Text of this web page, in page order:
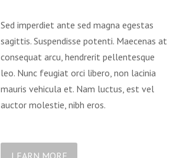
Sed imperdiet ante sed magna egestas
sagittis. Suspendisse potenti. Maecenas at
consequat arcu, hendrerit pellentesque
leo. Nunc feugiat orci libero, non lacinia
mauris vehicula et. Nam luctus, est vel
auctor molestie, nibh eros.
LEARN MORE